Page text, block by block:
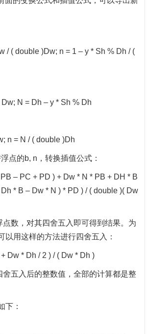
/ ( double )Dw; n = 1 – y * Sh % Dh / (
N = Dh – y * Sh % Dh
n = N / ( double )Dh
点的b, n，转换插值公式：
– PC + PD ) + Dw * N * PB + DH * B
* B – Dw * N ) * PD ) / ( double )( Dw
点数，对其四舍五入即可得到结果。为
以用这样的方法进行四舍五入：
Dw * Dh / 2 ) / ( Dw * Dh )
舍五入后的整数值，全部的计算都是整
下：